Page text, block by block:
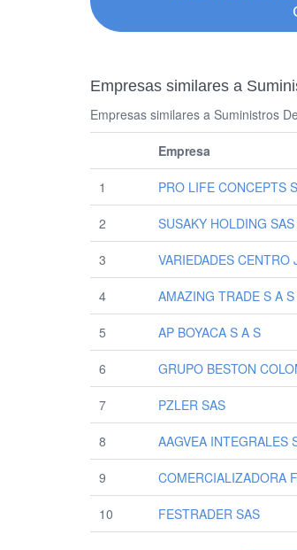
Empresas similares a
Empresas similares a Suministros
Empresa
1 PRO LIFE CONCEPTS
2 SUSAKY HOLDING SAS
3 VARIEDADES CENTRO
4 AMAZING TRADE S A S
5 AP BOYACA S A S
6 GRUPO BESTON
7 PZLER SAS
8 AAGVEA INTEGRALES
9 COMERCIALIZADORA
10 FESTRADER SAS